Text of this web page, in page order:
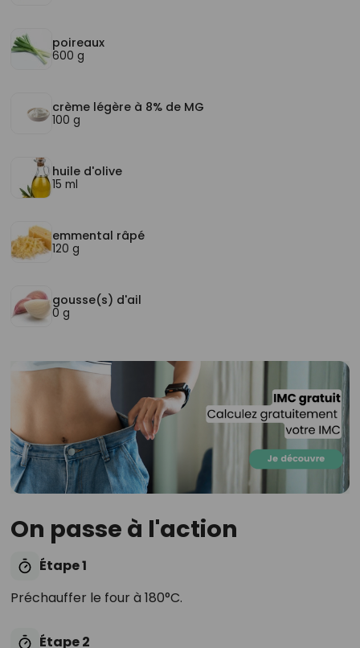
poireaux
600 g
crème légère à 8% de MG
100 g
huile d'olive
15 ml
emmental râpé
120 g
gousse(s) d'ail
0 g
On passe à l'action
Étape 1
Préchauffer le four à 180°C.
Étape 2